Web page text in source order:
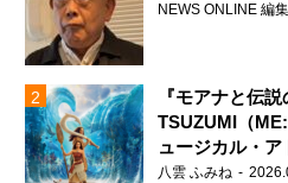
NEWS ONLINE 編
『モアナと伝説
TSUZUMI（
ュージカル・
声を響かせる
八雲 ふみね